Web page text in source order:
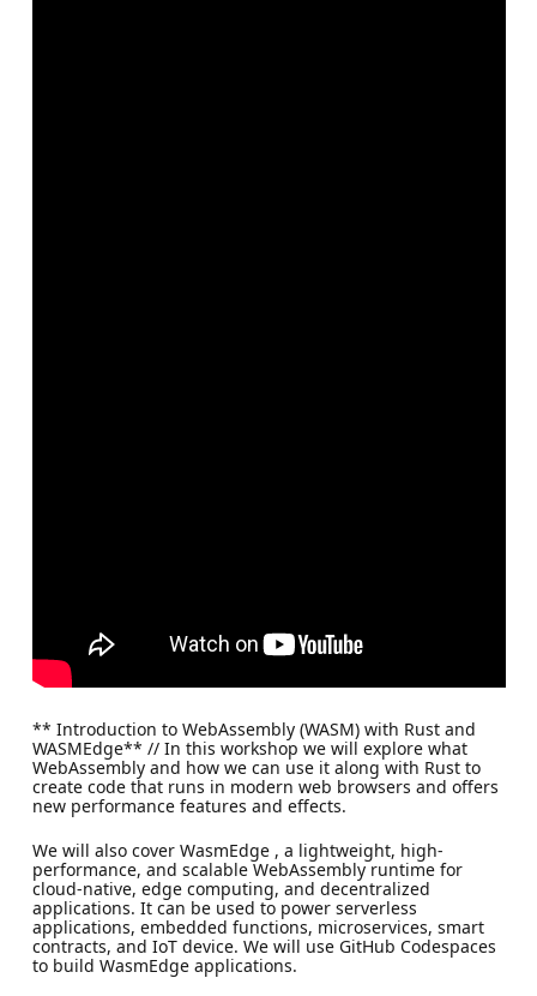
** Introduction to WebAssembly (WASM) with Rust and
WASMEdge** // In this workshop we will explore what
WebAssembly and how we can use it along with Rust to
create code that runs in modern web browsers and offers
new performance features and effects.
We will also cover WasmEdge , a lightweight, high-
performance, and scalable WebAssembly runtime for
cloud-native, edge computing, and decentralized
applications. It can be used to power serverless
applications, embedded functions, microservices, smart
contracts, and IoT device. We will use GitHub Codespaces
to build WasmEdge applications.